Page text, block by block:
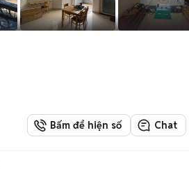
Bấm để hiện số Chat